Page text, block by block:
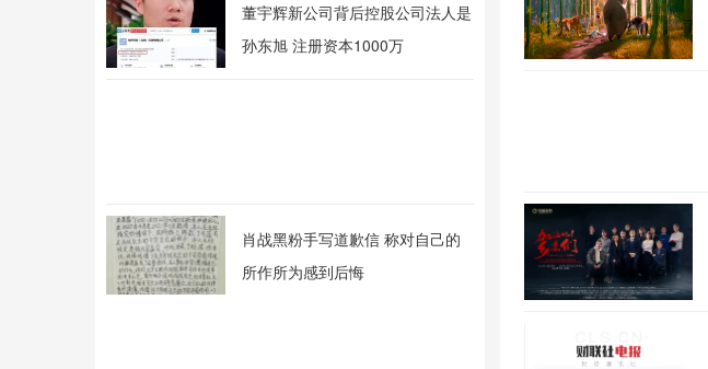
董宇辉新公司背后控股公司法人是
孙东旭 注册资本1000万
肖战黑粉手写道歉信 称对自己的
所作所为感到后悔